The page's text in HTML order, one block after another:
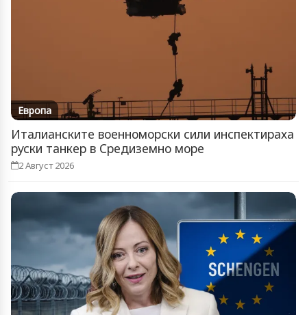
Европа
Италианските военноморски сили инспектираха
руски танкер в Средиземно море
2 Август 2026